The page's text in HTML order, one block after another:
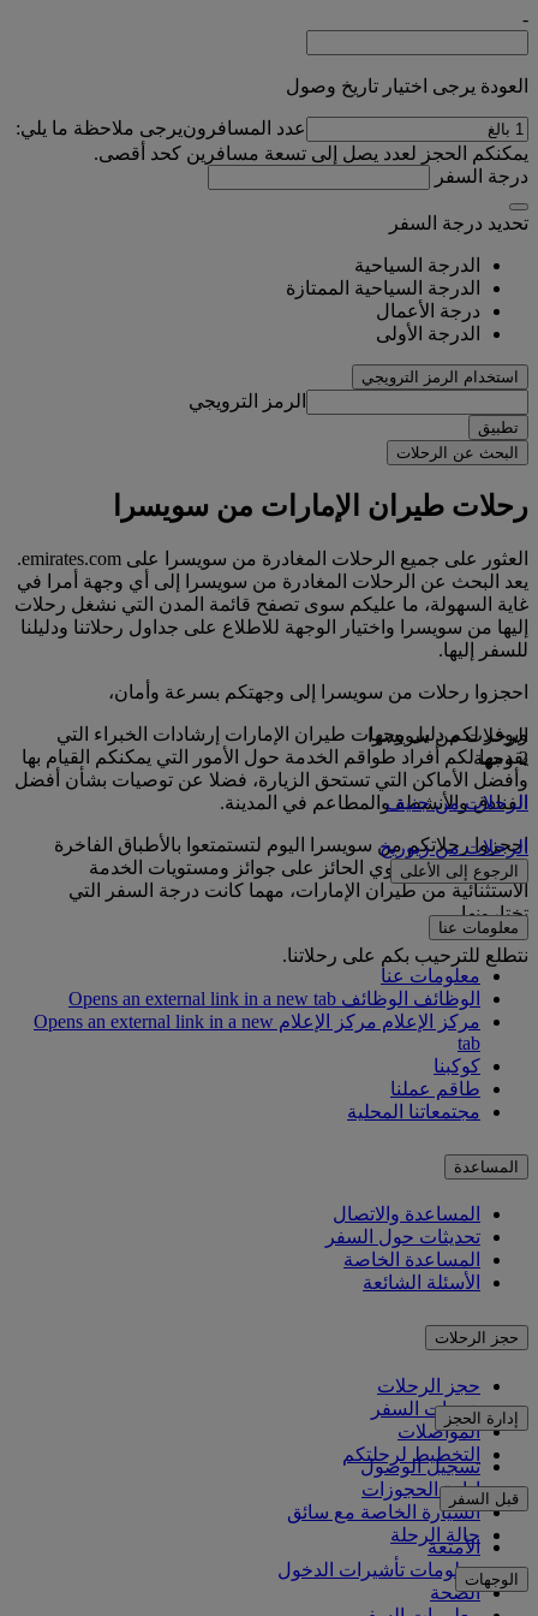
-
العودة يرجى اختيار تاريخ وصول
عدد المسافرونيرجى ملاحظة ما يلي:
يمكنكم الحجز لعدد يصل إلى تسعة مسافرين كحد أقصى.
درجة السفر
تحديد درجة السفر
الدرجة السياحية
الدرجة السياحية الممتازة
درجة الأعمال
الدرجة الأولى
استخدام الرمز الترويجي
الرمز الترويجي
تطبيق
البحث عن الرحلات
رحلات طيران الإمارات من سويسرا
العثور على جميع الرحلات المغادرة من سويسرا على emirates.com.
يعد البحث عن الرحلات المغادرة من سويسرا إلى أي وجهة أمرا في
غاية السهولة، ما عليكم سوى تصفح قائمة المدن التي نشغل رحلات
إليها من سويسرا واختيار الوجهة للاطلاع على جداول رحلاتنا ودليلنا
للسفر إليها.
احجزوا رحلات من سويسرا إلى وجهتكم بسرعة وأمان،
ويوفر لكم دليل وجهات طيران الإمارات إرشادات الخبراء التي
يقدمها لكم أفراد طواقم الخدمة حول الأمور التي يمكنكم القيام بها
وأفضل الأماكن التي تستحق الزيارة، فضلا عن توصيات بشأن أفضل
الفنادق والأنشطة والمطاعم في المدينة.
احجزوا رحلاتكم من سويسرا اليوم لتستمتعوا بالأطباق الفاخرة
ونظام الترفيه الجوي الحائز على جوائز ومستويات الخدمة
الاستثنائية من طيران الإمارات، مهما كانت درجة السفر التي
تختارونها.
نتطلع للترحيب بكم على رحلاتنا.
الرحلات من سويسرا
2 وجهة
الرحلات من جنيف
الرحلات من زيوريخ
الرجوع إلى الأعلى
معلومات عنا
معلومات عنا
الوظائف الوظائف Opens an external link in a new tab
مركز الإعلام
مركز الإعلام Opens an external link in a new
tab
كوكبنا
طاقم عملنا
مجتمعاتنا المحلية
المساعدة
المساعدة والاتصال
تحديثات حول السفر
المساعدة الخاصة
الأسئلة الشائعة
حجز الرحلات
حجز الرحلات
خدمات السفر
المواصلات
التخطيط لرحلتكم
إدارة الحجز
تسجيل الوصول
إدارة الحجوزات
السيارة الخاصة مع سائق
حالة الرحلة
قبل السفر
الأمتعة
معلومات تأشيرات الدخول
الصحة
الوجهات